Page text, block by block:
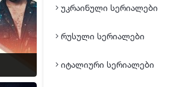
უკრაინული სერიალები
რუსული სერიალები
იტალიური სერიალები